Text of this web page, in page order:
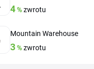
4%zwrotu
Mountain Warehouse
3%zwrotu